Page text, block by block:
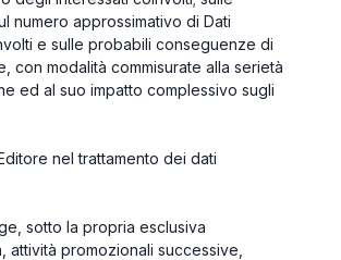
numero approssimativo di Dati
e sulle probabili conseguenze di
con modalità commisurate alla serietà
ed al suo impatto complessivo sugli
nel trattamento dei dati
sotto la propria esclusiva
attività promozionali successive,